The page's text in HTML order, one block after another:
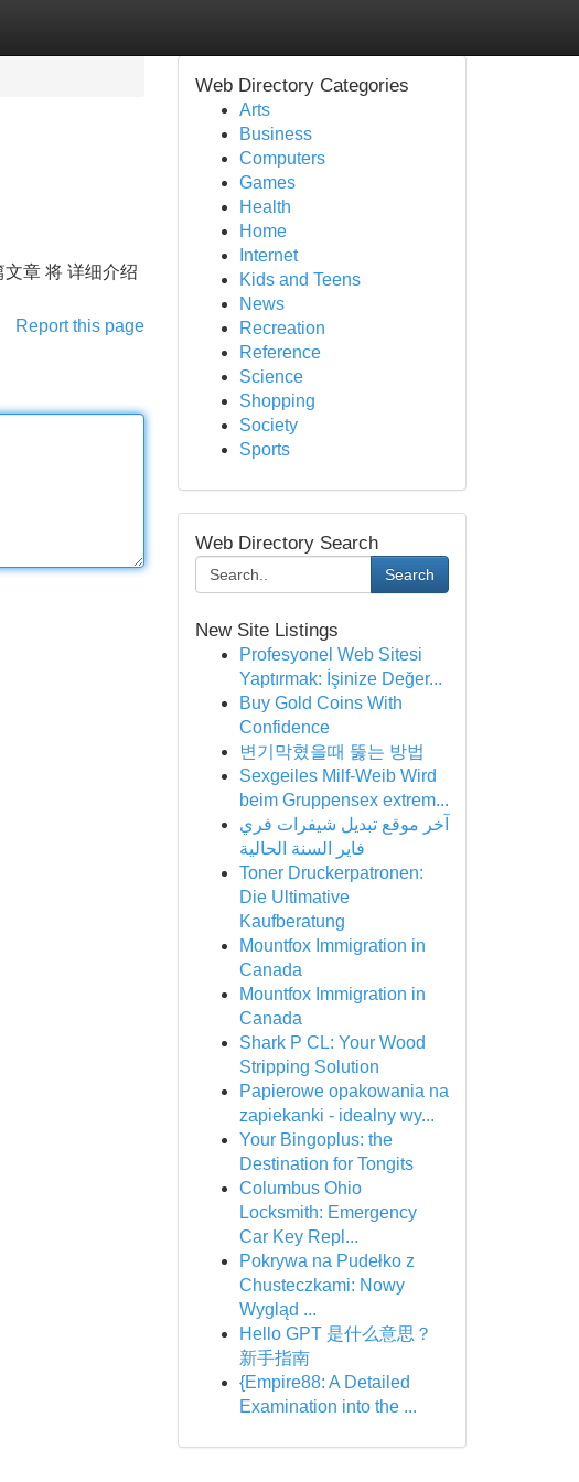
章 将 详细介绍
Report this page
Web Directory Categories
Arts
Business
Computers
Games
Health
Home
Internet
Kids and Teens
News
Recreation
Reference
Science
Shopping
Society
Sports
Web Directory Search
Search
New Site Listings
Profesyonel Web Sitesi
Yaptırmak: İşinize Değer...
Buy Gold Coins With
Confidence
변기막혔을때 뚫는 방법
Sexgeiles Milf-Weib Wird
beim Gruppensex extrem...
آخر موقع تبديل شيفرات فري
فاير السنة الحالية
Toner Druckerpatronen:
Die Ultimative
Kaufberatung
Mountfox Immigration in
Canada
Mountfox Immigration in
Canada
Shark P CL: Your Wood
Stripping Solution
Papierowe opakowania na
zapiekanki - idealny wy...
Your Bingoplus: the
Destination for Tongits
Columbus Ohio
Locksmith: Emergency
Car Key Repl...
Pokrywa na Pudełko z
Chusteczkami: Nowy
Wygląd ...
Hello GPT 是什么意思？
新手指南
{Empire88: A Detailed
Examination into the ...